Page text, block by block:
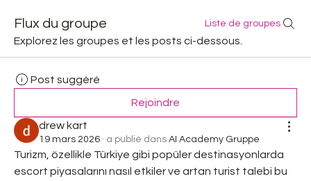
Flux du groupe Liste de groupes
Explorez les groupes et les posts ci-dessous.
Post suggéré
Rejoindre
drew kart
19 mars 2026 · a publié dans AI Academy Gruppe
Turizm, özellikle Türkiye gibi popüler destinasyonlarda
escort piyasalarını nasıl etkiler ve artan turist talebi bu